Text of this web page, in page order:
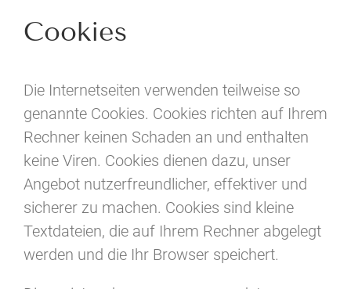
Cookies
Die Internetseiten verwenden teilweise so
genannte Cookies. Cookies richten auf Ihrem
Rechner keinen Schaden an und enthalten
keine Viren. Cookies dienen dazu, unser
Angebot nutzerfreundlicher, effektiver und
sicherer zu machen. Cookies sind kleine
Textdateien, die auf Ihrem Rechner abgelegt
werden und die Ihr Browser speichert.